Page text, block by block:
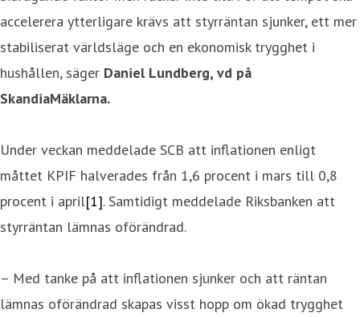
accelerera ytterligare krävs att styrräntan sjunker, ett mer
stabiliserat världsläge och en ekonomisk trygghet i
hushållen, säger Daniel Lundberg, vd på
SkandiaMäklarna.
Under veckan meddelade SCB att inflationen enligt
måttet KPIF halverades från 1,6 procent i mars till 0,8
procent i april[1]. Samtidigt meddelade Riksbanken att
styrräntan lämnas oförändrad.
– Med tanke på att inflationen sjunker och att räntan
lämnas oförändrad skapas visst hopp om ökad trygghet